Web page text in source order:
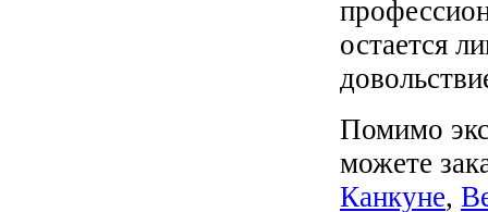
остается
Помимо
можете
Канкуне,